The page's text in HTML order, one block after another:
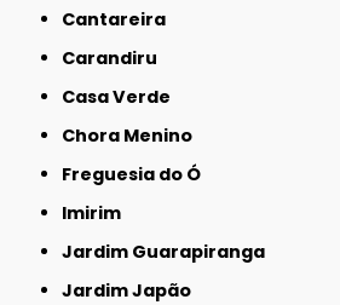
Cantareira
Carandiru
Casa Verde
Chora Menino
Freguesia do Ó
Imirim
Jardim Guarapiranga
Jardim Japão